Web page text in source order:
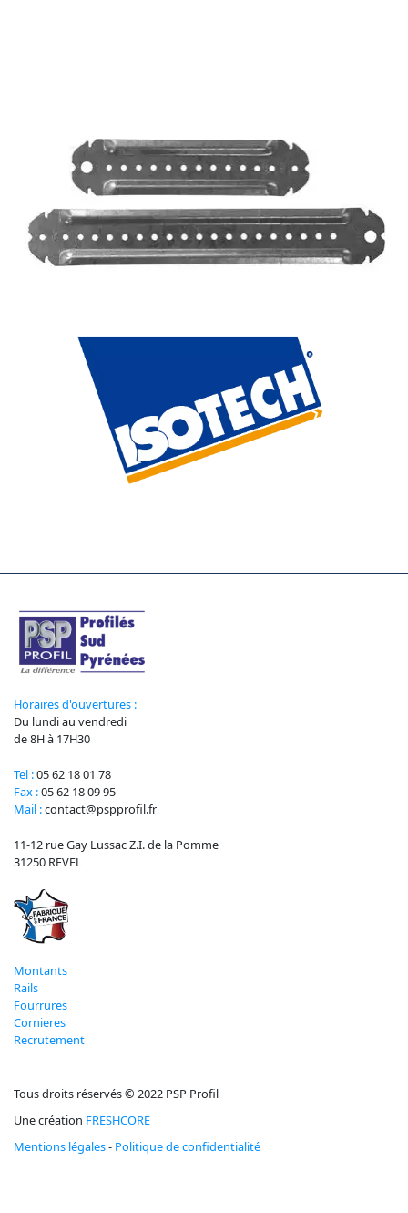
11-12 rue Gay Lussac Z.I. de la Pomme
31250 REVEL
Tel :05 62 18 01 78
Fax :05 62 18 09 95
Mail :contact@pspprofil.fr
Horaires d'ouvertures :
Du lundi au vendredi
de 8H à 17H30
Montants
Rails
Fourrures
Cornieres
Recrutement
Tous droits réservés © 2022 PSP Profil
Une création FRESHCORE
Mentions légales- Politique de confidentialité